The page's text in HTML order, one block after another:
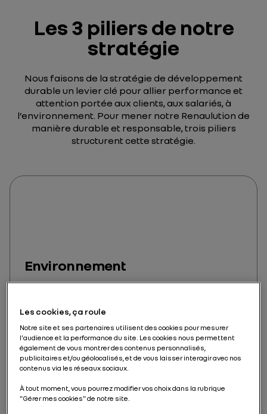
Les 3 piliersde notre
stratégie
Nous faisons de la stratégie de développement
durable un levier clé pour allier performance et
attention portée aux clients, aux salariés, à
l’environnement. Pour mener notre Renaulution de
manière durable et responsable, trois piliers
structurent cette stratégie.
Environnement
Protéger la biodiversité, faire plus avec moins
décarbonation de nos activités
EN SAVOIR PLUS
Les cookies, ça roule
Notre site et ses partenaires utilisent des cookies pour mesurer
l'audience et la performance du site. Les cookies nous permettent
également de vous montrer des contenus personnalisés,
publicitaires et/ou géolocalisés, et de vous laisser interagir avec nos
contenus via les réseaux sociaux.
À tout moment, vous pourrez modifier vos choix dans la rubrique
"Gérer mes cookies" de notre site.